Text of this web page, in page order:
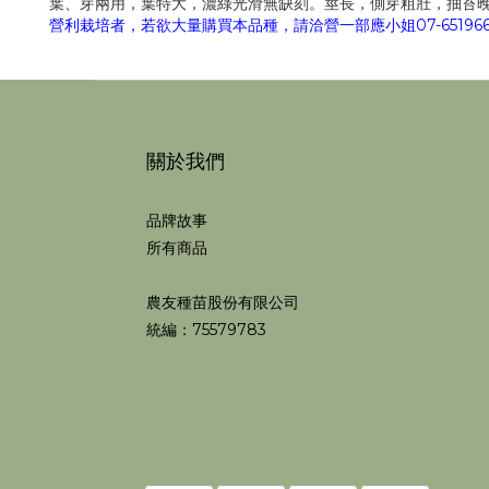
營利栽培者，若欲大量購買本品種，請洽營一部應小姐07-
關於我們
品牌故事
所有商品
農友種苗股份有限公司
統編：75579783